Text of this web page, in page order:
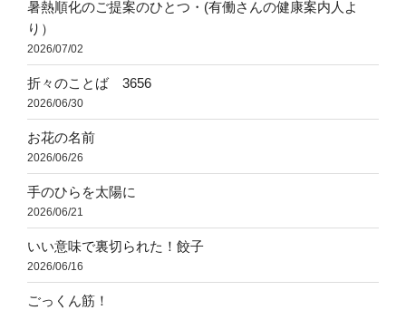
暑熱順化のご提案のひとつ・(有働さんの健康案内人よ
り）
2026/07/02
折々のことば 3656
2026/06/30
お花の名前
2026/06/26
手のひらを太陽に
2026/06/21
いい意味で裏切られた！餃子
2026/06/16
ごっくん筋！